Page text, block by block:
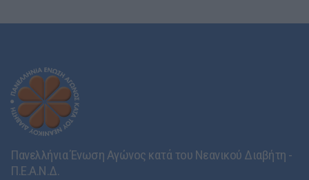
Πανελλήνια Ένωση Αγώνος κατά του Νεανικού Διαβήτη -
Π.Ε.Α.Ν.Δ.